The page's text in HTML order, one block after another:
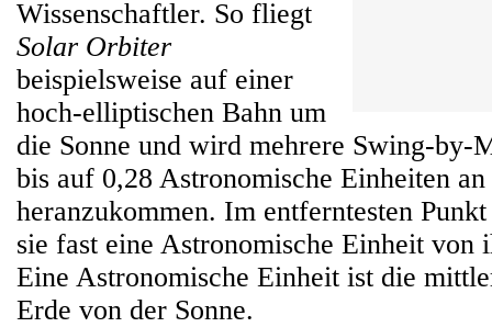
Wissenschaftler. So fliegt
Solar Orbiter
beispielsweise auf einer
hoch-elliptischen Bahn um
die Sonne und wird mehrere Swing-by-
bis auf 0,28 Astronomische Einheiten an
heranzukommen. Im entferntesten
sie fast eine Astronomische Einheit von
Eine Astronomische Einheit ist die
Erde von der Sonne.